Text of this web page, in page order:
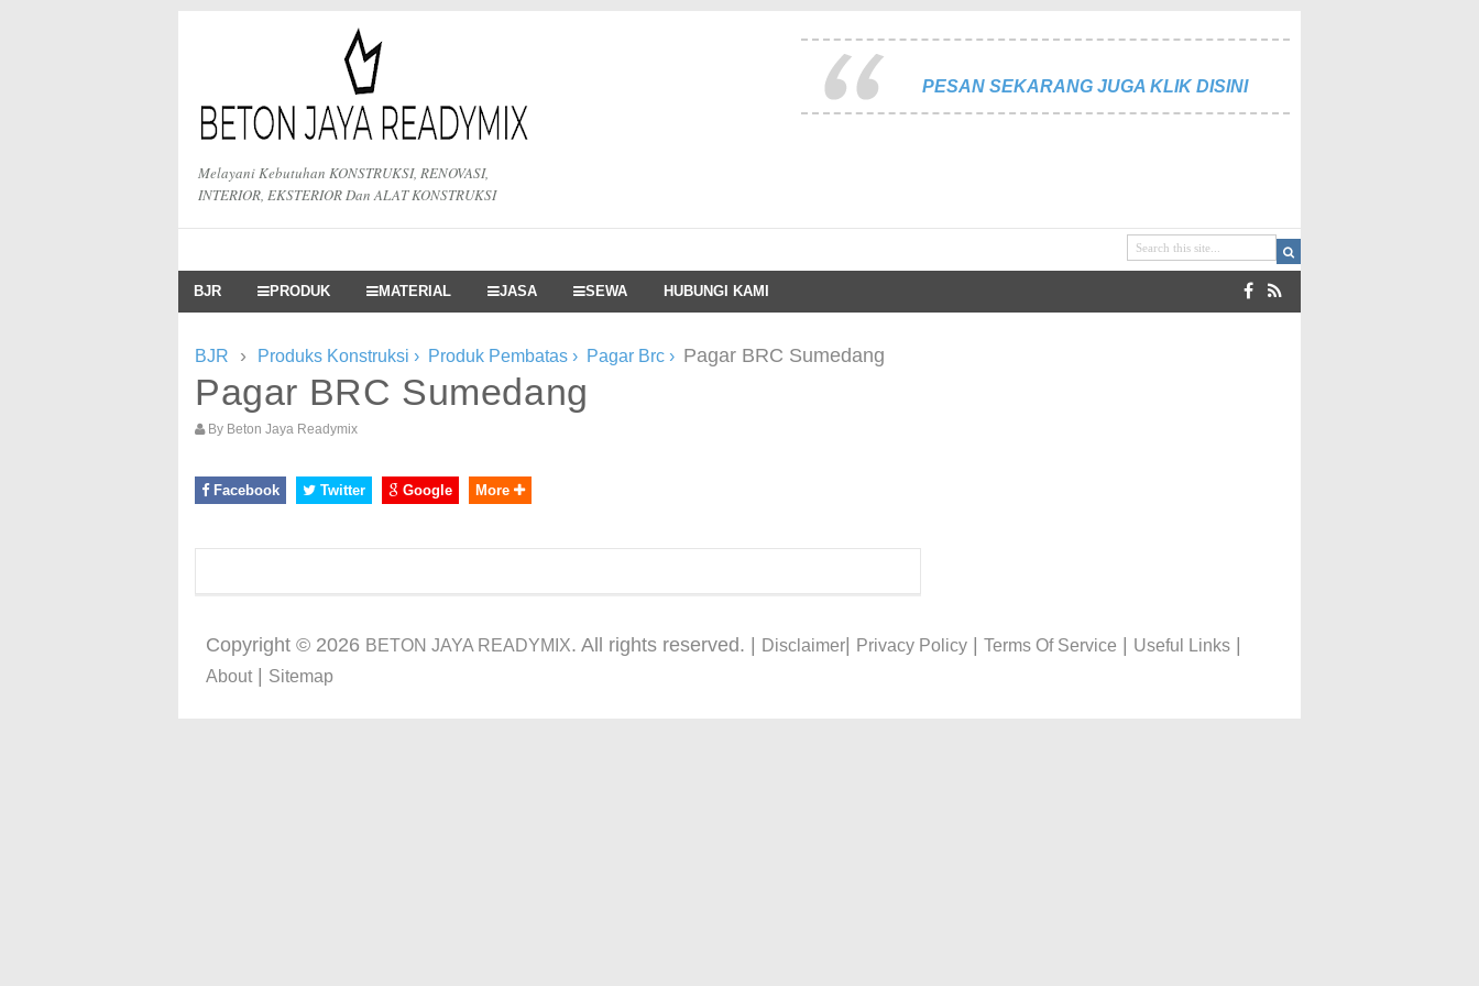
Melayani Kebutuhan KONSTRUKSI, RENOVASI,
INTERIOR, EKSTERIOR Dan ALAT KONSTRUKSI
PESAN SEKARANG JUGA KLIK DISINI
BJR PRODUK MATERIAL JASA SEWA HUBUNGI KAMI
BJR › Produks Konstruksi › Produk Pembatas › Pagar Brc › Pagar BRC Sumedang
Pagar BRC Sumedang
By Beton Jaya Readymix
Facebook Twitter Google More
Copyright © 2026 BETON JAYA READYMIX. All rights reserved. | Disclaimer Privacy Policy Terms Of Service Useful Links
About| Sitemap